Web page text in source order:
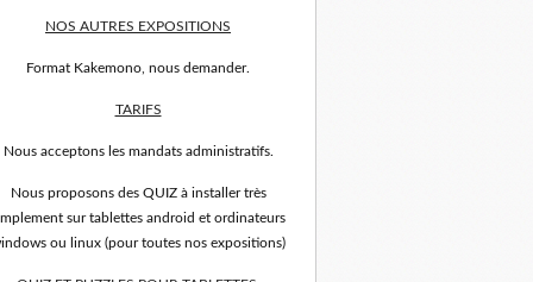
NOS AUTRES EXPOSITIONS
Format Kakemono, nous demander.
TARIFS
Nous acceptons les mandats administratifs.
Nous proposons des QUIZ à installer très
sur tablettes android et ordinateurs
ou linux (pour toutes nos expositions)